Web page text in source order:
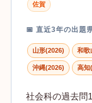
佐賀
📅 直近3年の出題
山形(2026) 和歌
沖縄(2026) 高知
社会科の過去問